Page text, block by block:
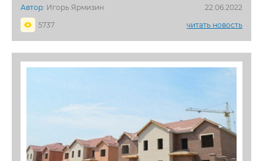
Автор: Игорь Ярмизин
22.06.2022
5737
читать новость